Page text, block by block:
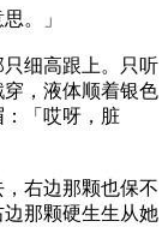
。」
细高跟上。只听
穿，液体顺着银色
「哎呀，脏
右边那颗也保不
那颗硬生生从她